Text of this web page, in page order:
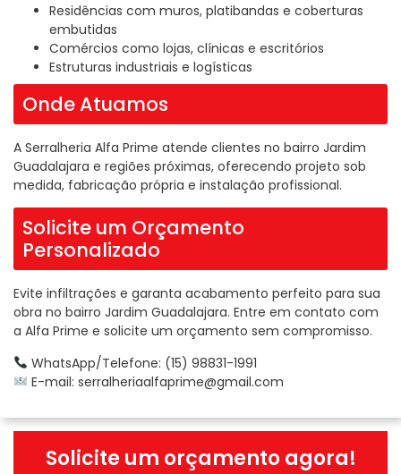
Residências com muros, platibandas e coberturas
embutidas
Comércios como lojas, clínicas e escritórios
Estruturas industriais e logísticas
Onde Atuamos
A Serralheria Alfa Prime atende clientes no bairro Jardim
Guadalajara e regiões próximas, oferecendo projeto sob
medida, fabricação própria e instalação profissional.
Solicite um Orçamento
Personalizado
Evite infiltrações e garanta acabamento perfeito para sua
obra no bairro Jardim Guadalajara. Entre em contato com
a Alfa Prime e solicite um orçamento sem compromisso.
WhatsApp/Telefone: (15) 98831-1991
E-mail: serralheriaalfaprime@gmail.com
Solicite um orçamento agora!